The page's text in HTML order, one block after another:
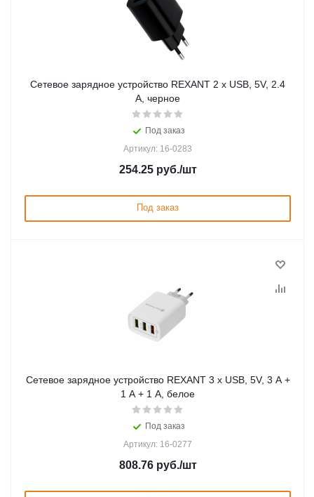
Сетевое зарядное устройство REXANT 2 x USB, 5V, 2.4
A, черное
Под заказ
Артикул: 16-0283
254.25руб./шт
Под заказ
Сетевое зарядное устройство REXANT 3 x USB, 5V, 3 А +
1 А + 1 А, белое
Под заказ
Артикул: 16-0277
808.76руб./шт